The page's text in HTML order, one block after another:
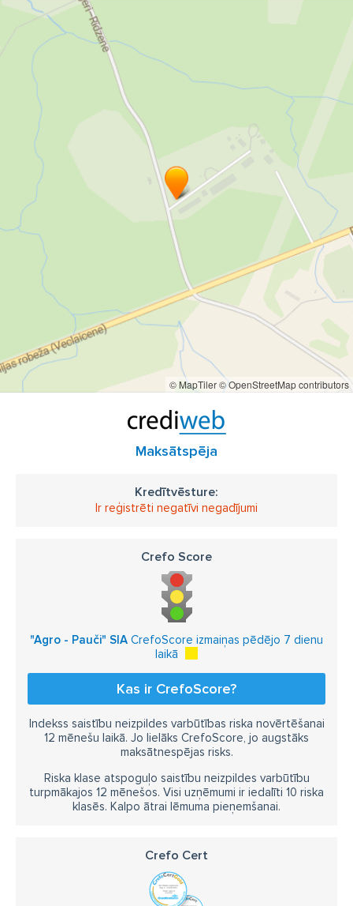
© MapTiler© OpenStreetMap contributors
Maksātspēja
Kredītvēsture:
Ir reģistrēti negatīvi negadījumi
Crefo Score
"Agro - Pauči" SIA CrefoScore izmaiņas pēdējo 7 dienu
laikā
Kas ir CrefoScore?
Indekss saistību neizpildes varbūtības riska novērtēšanai
12 mēnešu laikā. Jo lielāks CrefoScore, jo augstāks
maksātnespējas risks.
Riska klase atspoguļo saistību neizpildes varbūtību
turpmākajos 12 mēnešos. Visi uzņēmumi ir iedalīti 10 riska
klasēs. Kalpo ātrai lēmuma pieņemšanai.
Crefo Cert